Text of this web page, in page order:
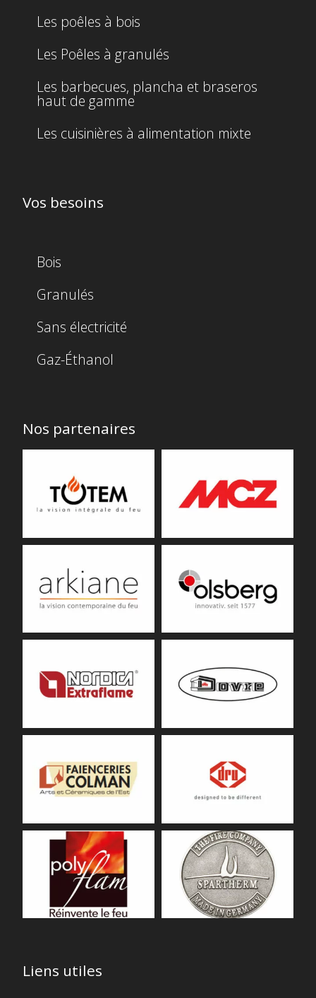
Les poêles à bois
Les Poêles à granulés
Les barbecues, plancha et braseros
haut de gamme
Les cuisinières à alimentation mixte
Vos besoins
Bois
Granulés
Sans électricité
Gaz-Éthanol
Nos partenaires
Liens utiles